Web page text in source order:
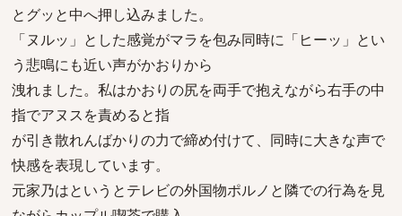
とグッと中へ押し込みました。
「ヌルッ」とした感覚がマラを包み同時に「ヒーッ」とい
う悲鳴にも近い声がかおりから
洩れました。私はかおりの尻を両手で抱えながら右手の中
指でアヌスを責めると指
が引き散れんばかりの力で締め付けて、同時に大きな声で
快感を表現しています。
元家乃はというとテレビの外国物ポルノと隣での行為を見